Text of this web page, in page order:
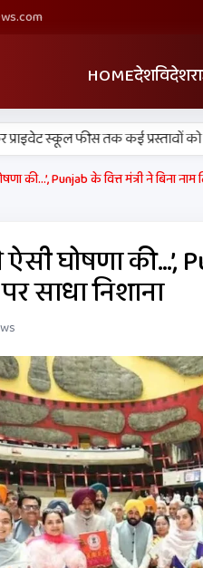
HOMEदेशविदेश
स्कूल फीस तक कई प्रस्तावों को मंजूरी
की…’, Punjab के वित्त मंत्री ने बिना नाम
घोषणा की…’,
साधा निशाना